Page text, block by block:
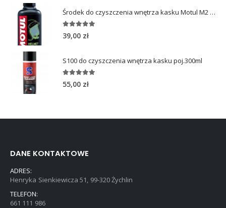
Środek do czyszczenia wnętrza kasku Motul M2 HELMET INTERIOR 250ml
out of 5
39,00 zł
S100 do czyszczenia wnętrza kasku poj.300ml
out of 5
55,00 zł
DANE KONTAKTOWE
ADRES:
Henryka Sienkiewicza 51, 99-320 Żychlin
TELEFON:
661 111 986